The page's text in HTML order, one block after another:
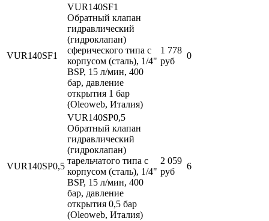
VUR140SF1
VUR140SF1
Обратный клапан
гидравлический
(гидроклапан)
сферического типа с
корпусом (сталь), 1/4"
BSP, 15 л/мин, 400
бар, давление
открытия 1 бар
(Oleoweb, Италия)
1 778
руб
0
VUR140SP0,5
VUR140SP0,5
Обратный клапан
гидравлический
(гидроклапан)
тарельчатого типа с
корпусом (сталь), 1/4"
BSP, 15 л/мин, 400
бар, давление
открытия 0,5 бар
(Oleoweb, Италия)
2 059
руб
6